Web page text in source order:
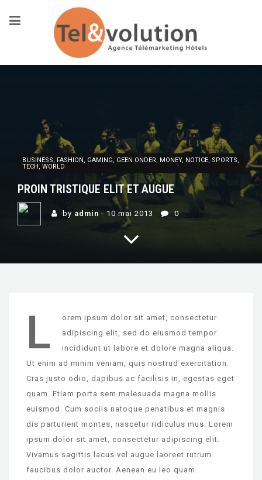
BUSINESS, FASHION, GAMING, GEEN ONDER, MONEY, NOTICE, SPORTS,
TECH, WORLD
PROIN TRISTIQUE ELIT ET AUGUE
by admin - 10 mai 2013 0
L
orem ipsum dolor sit amet, consectetur
adipiscing elit, sed do eiusmod tempor
incididunt ut labore et dolore magna aliqua.
Ut enim ad minim veniam, quis nostrud exercitation.
Cras justo odio, dapibus ac facilisis in, egestas eget
quam. Etiam porta sem malesuada magna mollis
euismod. Cum sociis natoque penatibus et magnis
dis parturient montes, nascetur ridiculus mus. Lorem
ipsum dolor sit amet, consectetur adipiscing elit.
Vivamus sagittis lacus vel augue laoreet rutrum
faucibus dolor auctor. Aenean eu leo quam.